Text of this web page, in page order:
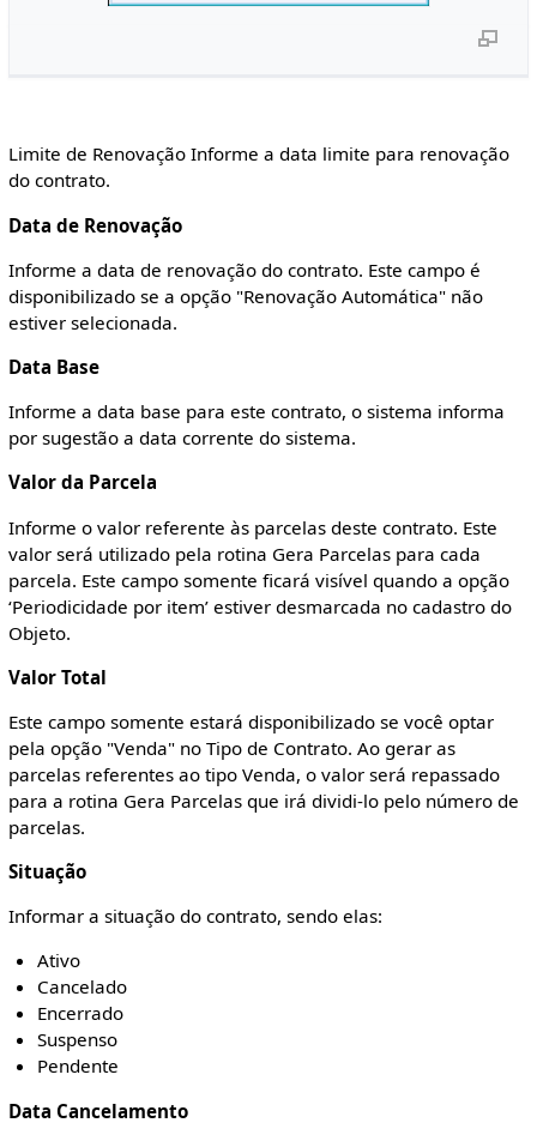
Limite de Renovação Informe a data limite para renovação
do contrato.
Data de Renovação
Informe a data de renovação do contrato. Este campo é
disponibilizado se a opção "Renovação Automática" não
estiver selecionada.
Data Base
Informe a data base para este contrato, o sistema informa
por sugestão a data corrente do sistema.
Valor da Parcela
Informe o valor referente às parcelas deste contrato. Este
valor será utilizado pela rotina Gera Parcelas para cada
parcela. Este campo somente ficará visível quando a opção
‘Periodicidade por item’ estiver desmarcada no cadastro do
Objeto.
Valor Total
Este campo somente estará disponibilizado se você optar
pela opção "Venda" no Tipo de Contrato. Ao gerar as
parcelas referentes ao tipo Venda, o valor será repassado
para a rotina Gera Parcelas que irá dividi-lo pelo número de
parcelas.
Situação
Informar a situação do contrato, sendo elas:
Ativo
Cancelado
Encerrado
Suspenso
Pendente
Data Cancelamento